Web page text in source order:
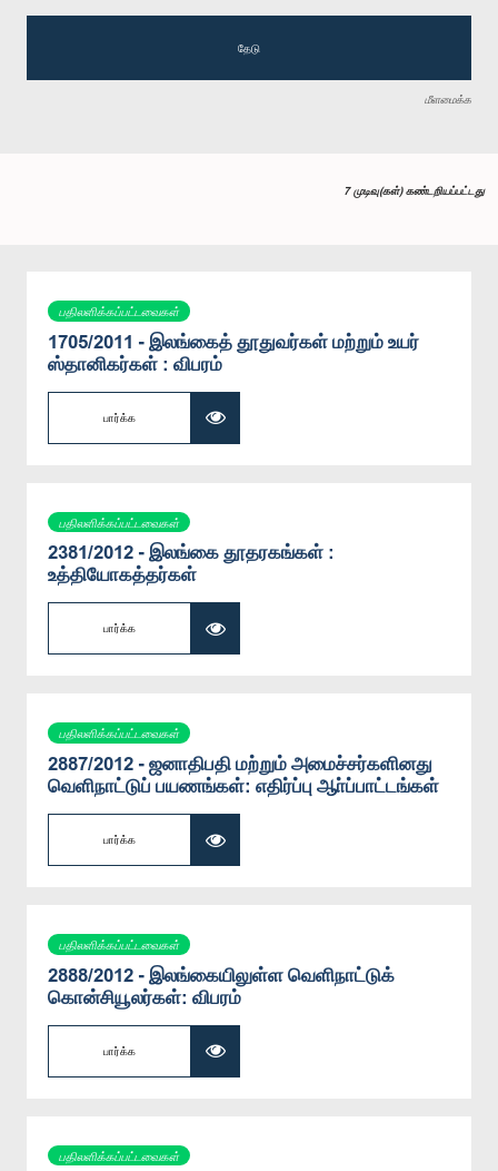
தேடு
மீளமைக்க
7 முடிவு(கள்) கண்டறியப்பட்டது
பதிலளிக்கப்பட்டவைகள்
1705/2011 - இலங்கைத் தூதுவர்கள் மற்றும் உயர்
ஸ்தானிகர்கள் : விபரம்
பார்க்க
பதிலளிக்கப்பட்டவைகள்
2381/2012 - இலங்கை தூதரகங்கள் :
உத்தியோகத்தர்கள்
பார்க்க
பதிலளிக்கப்பட்டவைகள்
2887/2012 - ஜனாதிபதி மற்றும் அமைச்சர்களினது
வெளிநாட்டுப் பயணங்கள்: எதிர்ப்பு ஆா்ப்பாட்டங்கள்
பார்க்க
பதிலளிக்கப்பட்டவைகள்
2888/2012 - இலங்கையிலுள்ள வெளிநாட்டுக்
கொன்சியூலர்கள்: விபரம்
பார்க்க
பதிலளிக்கப்பட்டவைகள்